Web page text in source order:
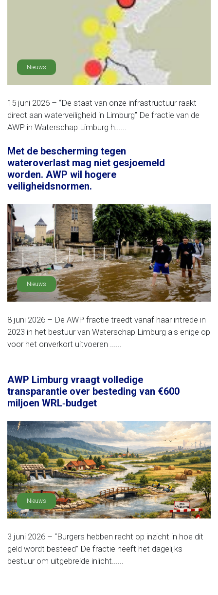
Nieuws
15 juni 2026 – “De staat van onze infrastructuur raakt
direct aan waterveiligheid in Limburg” De fractie van de
AWP in Waterschap Limburg h......
Met de bescherming tegen
wateroverlast mag niet gesjoemeld
worden. AWP wil hogere
veiligheidsnormen.
Nieuws
8 juni 2026 – De AWP fractie treedt vanaf haar intrede in
2023 in het bestuur van Waterschap Limburg als enige op
voor het onverkort uitvoeren ......
AWP Limburg vraagt volledige
transparantie over besteding van €600
miljoen WRL‑budget
Nieuws
3 juni 2026 – “Burgers hebben recht op inzicht in hoe dit
geld wordt besteed” De fractie heeft het dagelijks
bestuur om uitgebreide inlicht......